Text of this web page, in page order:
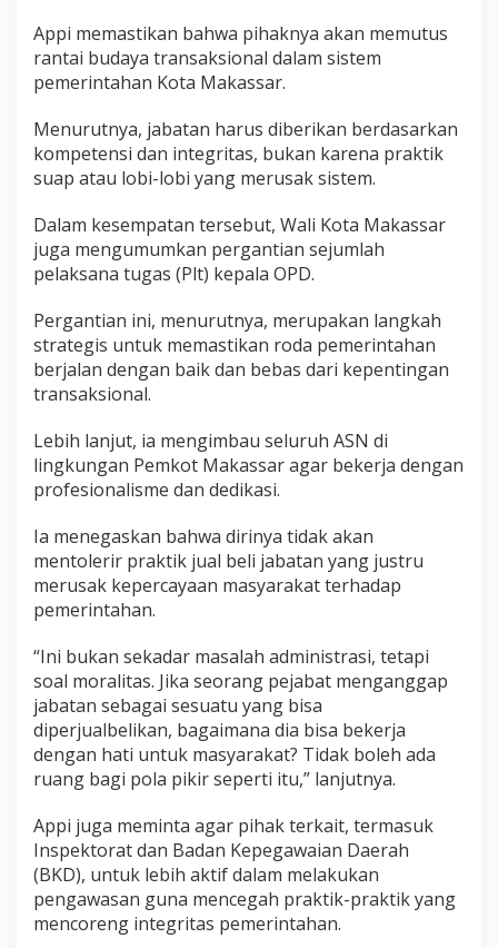
Appi memastikan bahwa pihaknya akan memutus
rantai budaya transaksional dalam sistem
pemerintahan Kota Makassar.
Menurutnya, jabatan harus diberikan berdasarkan
kompetensi dan integritas, bukan karena praktik
suap atau lobi-lobi yang merusak sistem.
Dalam kesempatan tersebut, Wali Kota Makassar
juga mengumumkan pergantian sejumlah
pelaksana tugas (Plt) kepala OPD.
Pergantian ini, menurutnya, merupakan langkah
strategis untuk memastikan roda pemerintahan
berjalan dengan baik dan bebas dari kepentingan
transaksional.
Lebih lanjut, ia mengimbau seluruh ASN di
lingkungan Pemkot Makassar agar bekerja dengan
profesionalisme dan dedikasi.
Ia menegaskan bahwa dirinya tidak akan
mentolerir praktik jual beli jabatan yang justru
merusak kepercayaan masyarakat terhadap
pemerintahan.
“Ini bukan sekadar masalah administrasi, tetapi
soal moralitas. Jika seorang pejabat menganggap
jabatan sebagai sesuatu yang bisa
diperjualbelikan, bagaimana dia bisa bekerja
dengan hati untuk masyarakat? Tidak boleh ada
ruang bagi pola pikir seperti itu,” lanjutnya.
Appi juga meminta agar pihak terkait, termasuk
Inspektorat dan Badan Kepegawaian Daerah
(BKD), untuk lebih aktif dalam melakukan
pengawasan guna mencegah praktik-praktik yang
mencoreng integritas pemerintahan.